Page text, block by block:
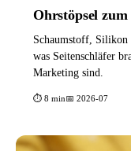
Ohrstöpsel zum
Schaumstoff, Silikon
was Seitenschläfer
Marketing sind.
⏱ 8 min📅 2026-07